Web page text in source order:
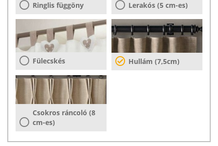
Ringlis függöny Lerakós (5 cm-es)
Fülecskés Hullám (7,5cm)
Csokros ráncoló (8
cm-es)